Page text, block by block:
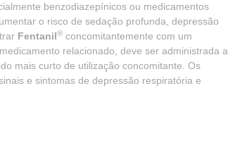
benzodiazepínicos ou medicamentos
o risco de sedação profunda, depressão
Fentanil® concomitantemente com um
relacionado, deve ser administrada a
mais curto de utilização concomitante. Os
e sintomas de depressão respiratória e